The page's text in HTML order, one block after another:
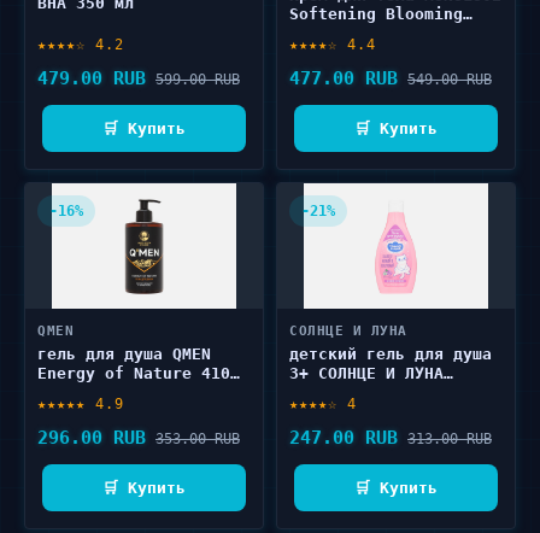
★★★★☆ 4.2
479.00 RUB 599.00 RUB
🛒 Купить
Softening Blooming
★★★★☆ 4.4
477.00 RUB 549.00 RUB
🛒 Купить
-16%
QMEN
гель для душа QMEN
Energy of Nature 410
★★★★★ 4.9
296.00 RUB 353.00 RUB
🛒 Купить
-21%
СОЛНЦЕ И ЛУНА
детский гель для душа
3+ СОЛНЦЕ И ЛУНА
мл
★★★★☆ 4
247.00 RUB 313.00 RUB
🛒 Купить